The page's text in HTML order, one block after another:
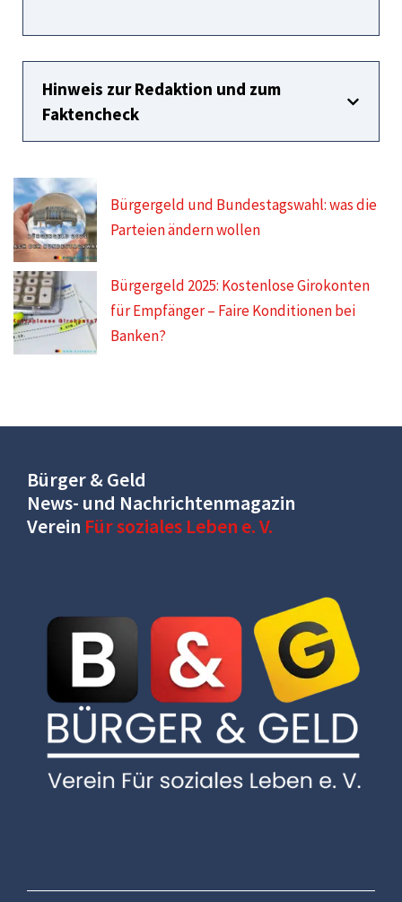
Hinweis zur Redaktion und zum
Faktencheck
Bürgergeld und Bundestagswahl: was die
Parteien ändern wollen
Bürgergeld 2025: Kostenlose Girokonten
für Empfänger – Faire Konditionen bei
Banken?
Bürger & Geld
News- und Nachrichtenmagazin
Verein Für soziales Leben e. V.